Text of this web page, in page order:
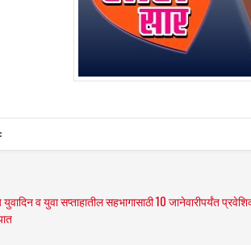
युवादिन व युवा सप्ताहातील सहभागासाठी 10 जानेवारीपर्यंत